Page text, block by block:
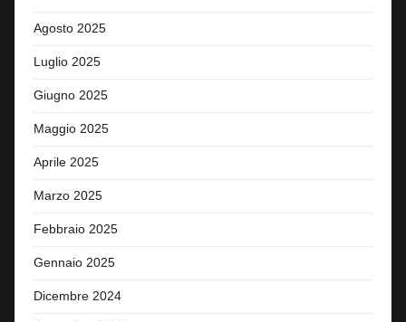
Agosto 2025
Luglio 2025
Giugno 2025
Maggio 2025
Aprile 2025
Marzo 2025
Febbraio 2025
Gennaio 2025
Dicembre 2024